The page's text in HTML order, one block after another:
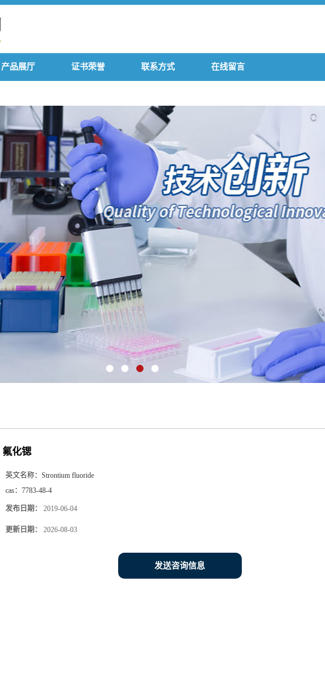
产品展厅 证书荣誉 联系方式 在线留言
氟化锶
英文名称： Strontium fluoride
cas： 7783-48-4
发布日期： 2019-06-04
更新日期： 2026-08-03
发送咨询信息